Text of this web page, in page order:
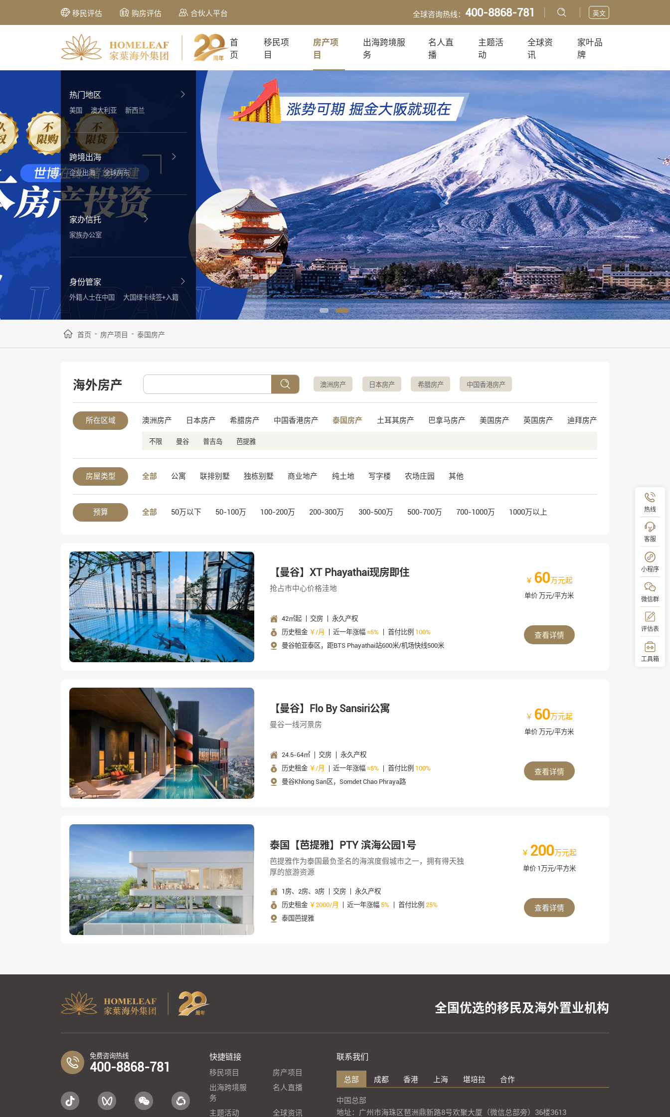
移民评估 购房评估 合伙人平台 全球咨询热线：400-8868-781 英文
首
页
移民项
目
房产项
目
出海跨境服
务
名人直
播
主题活
动
全球资
讯
家叶品
牌
热门地区
美国 澳大利亚 新西兰
跨境出海
企业出海 全球房东
家办信托
家族办公室
身份管家
外籍人士在中国 大国绿卡续签+入籍
首页 - 房产项目 - 泰国房产
海外房产 澳洲房产 日本房产 希腊房产 中国香港房产
所在区域 澳洲房产 日本房产 希腊房产 中国香港房产 泰国房产 土耳其房产 巴拿马房产 美国房产 英国房产 迪拜房产
不限 曼谷 普吉岛 芭提雅
房屋类型 全部 公寓 联排别墅 独栋别墅 商业地产 纯土地 写字楼 农场庄园 其他
预算 全部 50万以下 50-100万 100-200万 200-300万 300-500万 500-700万 700-1000万 1000万以上
【曼谷】XT Phayathai现房即住
抢占市中心价格洼地
42㎡起 交房
永久产权
历史租金 ￥/月 近一年涨幅≈5% 首付比例 100%
曼谷帕亚泰区，距BTS Phayathai站600米/机场快线500米
￥ 60万元起
单价 万元/平方米
查看详情
【曼谷】Flo By Sansiri公寓
曼谷一线河景房
24.5-64㎡ 交房
永久产权
历史租金 ￥/月 近一年涨幅≈5% 首付比例 100%
曼谷Khlong San区，Somdet Chao Phraya路
￥ 60万元起
单价 万元/平方米
查看详情
泰国【芭提雅】PTY 滨海公园1号
芭提雅作为泰国最负圣名的海滨度假城市之一，拥有得天独
厚的旅游资源
1房、2房、3房 交房
永久产权
历史租金 ￥2000/月 近一年涨幅 5% 首付比例 25%
泰国芭提雅
￥ 200万元起
单价 1万元/平方米
查看详情
全国优选的移民及海外置业机构
免费咨询热线
400-8868-781
快捷链接
移民项目
房产项目
出海跨境服
务
名人直播
主题活动 全球资讯
联系我们
总部 成都 香港 上海 堪培拉 合作
中国总部
地址：广州市海珠区琶洲鼎新路8号欢聚大厦（微信总部旁）36楼3613
热线
客服
小程序
微信群
评估表
工具箱